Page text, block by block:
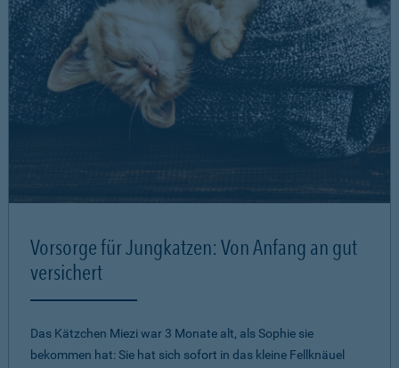
Vorsorge für Jungkatzen: Von Anfang an gut
versichert
Das Kätzchen Miezi war 3 Monate alt, als Sophie sie
bekommen hat: Sie hat sich sofort in das kleine Fellknäuel